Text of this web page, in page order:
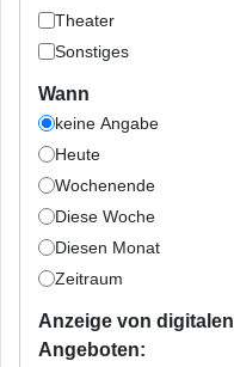
Theater
Sonstiges
Wann
keine Angabe
Heute
Wochenende
Diese Woche
Diesen Monat
Zeitraum
Anzeige von digitalen
Angeboten: